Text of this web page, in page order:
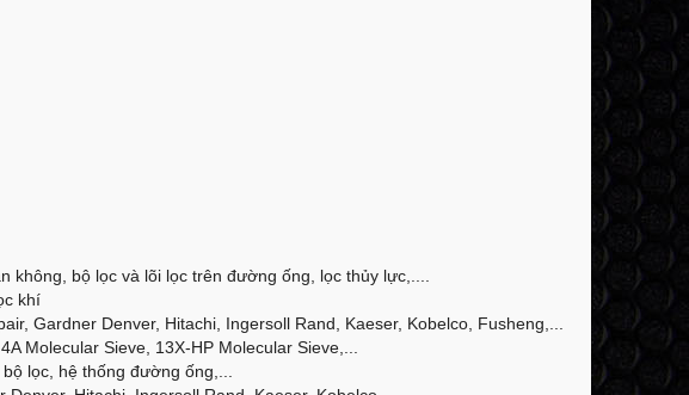
bộ lọc và lõi lọc trên đường ống, lọc thủy lực,....
khí
Gardner Denver, Hitachi, Ingersoll Rand, Kaeser, Kobelco, Fusheng,...
Molecular Sieve, 13X-HP Molecular Sieve,...
lọc, hệ thống đường ống,...